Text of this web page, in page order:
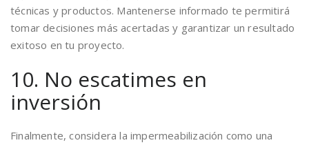
técnicas y productos. Mantenerse informado te permitirá
tomar decisiones más acertadas y garantizar un resultado
exitoso en tu proyecto.
10. No escatimes en
inversión
Finalmente, considera la impermeabilización como una